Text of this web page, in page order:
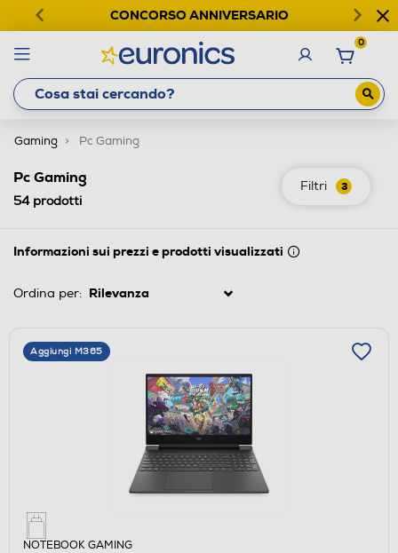
CONCORSO ANNIVERSARIO
0
Gaming Pc Gaming
Filtri 3
Pc Gaming
54prodotti
Informazioni sui prezzi e prodotti visualizzati
Ordina per:
Aggiungi M365
NOTEBOOK GAMING